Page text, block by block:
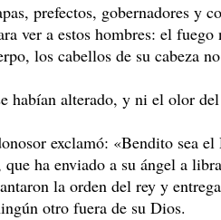
prefectos, gobernadores y
ver a estos hombres: el
los cabellos de su cabeza
habían alterado, y ni el olor
exclamó: «Bendito sea
ha enviado a su ángel a
la orden del rey y
otro fuera de su Dios.